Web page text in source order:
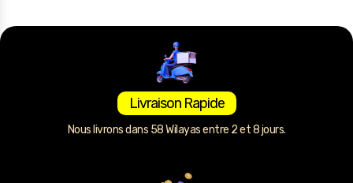
Livraison Rapide
Nous livrons dans 58 Wilayas entre 2 et 8 jours.